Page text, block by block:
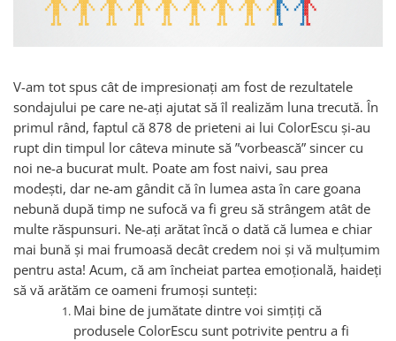
Accesorii
Haine dacice
Simboluri tradiționale
reinterpretate
Tricouri cu mesaje de bine
Tricouri de poveste
Carduri Cadou
Colecții speciale
Tricouri Andra
Colecția Cucuteni Neamț
V-am tot spus cât de impresionați am fost de rezultatele
sondajului pe care ne-ați ajutat să îl realizăm luna trecută. În
primul rând, faptul că 878 de prieteni ai lui ColorEscu și-au
rupt din timpul lor câteva minute să ”vorbească” sincer cu
noi ne-a bucurat mult. Poate am fost naivi, sau prea
modești, dar ne-am gândit că în lumea asta în care goana
nebună după timp ne sufocă va fi greu să strângem atât de
multe răspunsuri. Ne-ați arătat încă o dată că lumea e chiar
mai bună și mai frumoasă decât credem noi și vă mulțumim
pentru asta! Acum, că am încheiat partea emoțională, haideți
să vă arătăm ce oameni frumoși sunteți:
Mai bine de jumătate dintre voi simțiți că
produsele ColorEscu sunt potrivite pentru a fi